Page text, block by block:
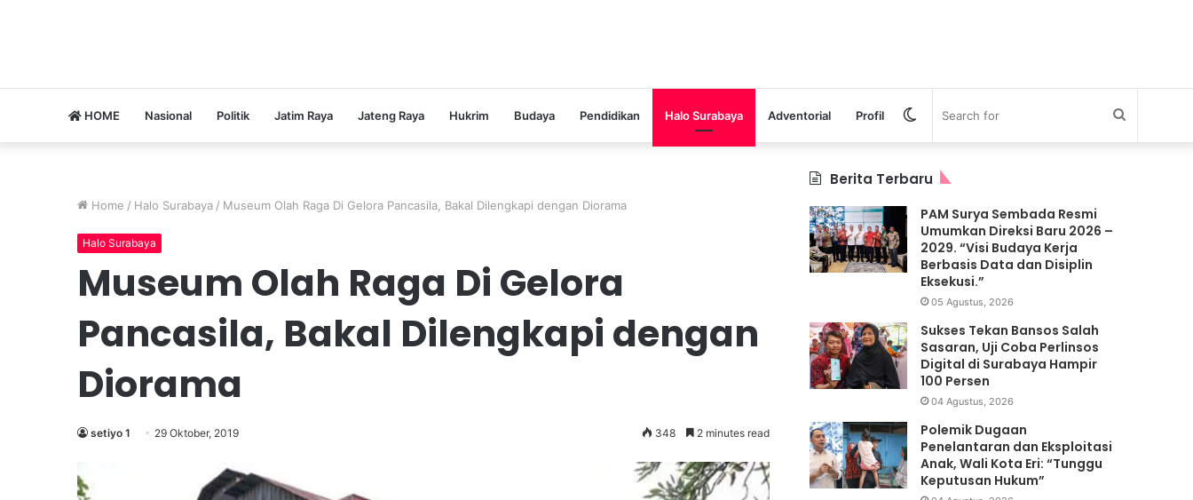
HOME Nasional Politik Jatim Raya Jateng Raya Hukrim Budaya Pendidikan Halo Surabaya Adventorial Profil Search
Switch
skin
Home / Halo Surabaya / Museum Olah Raga Di Gelora Pancasila, Bakal Dilengkapi dengan Diorama
Halo Surabaya
Museum Olah Raga Di Gelora
Pancasila, Bakal Dilengkapi dengan
Diorama
setiyo 1 29 Oktober, 2019 348 2 minutes read
Berita Terbaru
PAM Surya Sembada Resmi
Umumkan Direksi Baru 2026 –
2029. “Visi Budaya Kerja
Berbasis Data dan Disiplin
Eksekusi.”
05 Agustus, 2026
Sukses Tekan Bansos Salah
Sasaran, Uji Coba Perlinsos
Digital di Surabaya Hampir
100 Persen
04 Agustus, 2026
Polemik Dugaan
Penelantaran dan Eksploitasi
Anak, Wali Kota Eri: “Tunggu
Keputusan Hukum”